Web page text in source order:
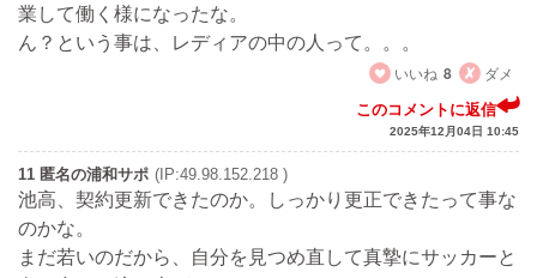
業して働く様になったな。
ん？という事は、レディアの中の人って。。。
いいね 8 ダメ
このコメントに返信
2025年12月04日 10:45
11 匿名の浦和サポ (IP:49.98.152.218 )
池高、契約更新できたのか。しっかり更正できたって事な
のかな。
まだ若いのだから、自分を見つめ直して真摯にサッカーと